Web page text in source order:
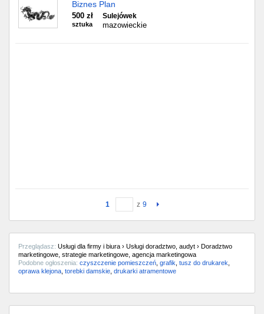
Biznes Plan
500 zł
sztuka
Sulejówek
mazowieckie
1 z 9
Przeglądasz: Usługi dla firmy i biura › Usługi doradztwo, audyt › Doradztwo
marketingowe, strategie marketingowe, agencja marketingowa
Podobne ogłoszenia: czyszczenie pomieszczeń grafik tusz do drukarek
oprawa klejona torebki damskie drukarki atramentowe